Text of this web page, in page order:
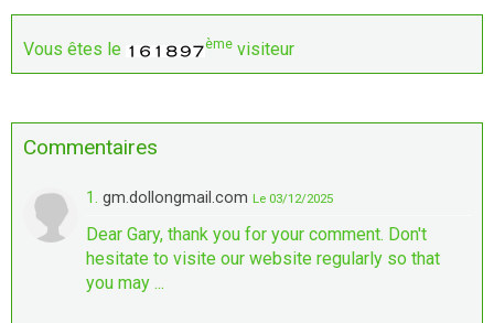
Vous êtes le ème visiteur
Commentaires
1. gm.dollongmail.com Le 03/12/2025
Dear Gary, thank you for your comment. Don't
hesitate to visite our website regularly so that
you may ...